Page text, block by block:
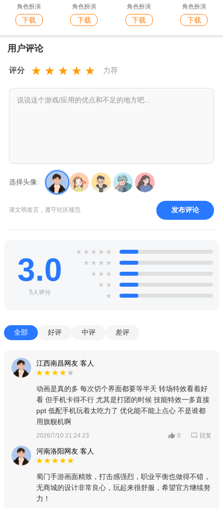
角色扮演
下载
角色扮演
下载
角色扮演
下载
角色扮演
下载
用户评论
评分 ★ ★ ★ ★ ★ 力荐
选择头像:
请文明发言，遵守社区规范 发布评论
3.0
5人评分
★ ★ ★ ★ ★
★ ★ ★ ★
★ ★ ★
★ ★
★
全部 好评 中评 差评
江西南昌网友 客人
动画是真的多 每次切个界面都要等半天 转场特效看着好
看 但手机卡得不行 尤其是打团的时候 技能特效一多直接
ppt 低配手机玩着太吃力了 优化能不能上点心 不是谁都
用旗舰机啊
2026/7/10 21:24:23 0 回复
河南洛阳网友 客人
蜀门手游画面精致，打击感强烈，职业平衡也做得不错，
无商城的设计非常良心，玩起来很舒服，希望官方继续努
力！